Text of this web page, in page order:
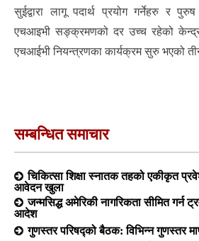
सुईद्वारा लागू पदार्थ प्रयोग गर्नेहरु र
एचआइभी सङ्क्रमणको दर उच्च रहेको
एचआईभी नियन्त्रणका कार्यक्रम सुरु भएको
सम्बन्धित समाचार
चिकित्सा शिक्षा स्नातक तहको एकीकृत
आवेदन खुला
जन्मसिद्ध अमेरिकी नागरिकता सीमित गर्न
आदेश
गुणस्तर परिषद्को बैठक: विभिन्न गुणस्तर